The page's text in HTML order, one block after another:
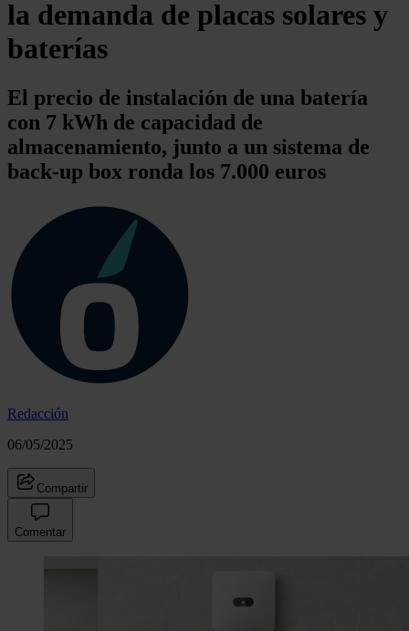
la demanda de placas solares y
baterías
El precio de instalación de una batería
con 7 kWh de capacidad de
almacenamiento, junto a un sistema de
back-up box ronda los 7.000 euros
Redacción
06/05/2025
Compartir
Comentar